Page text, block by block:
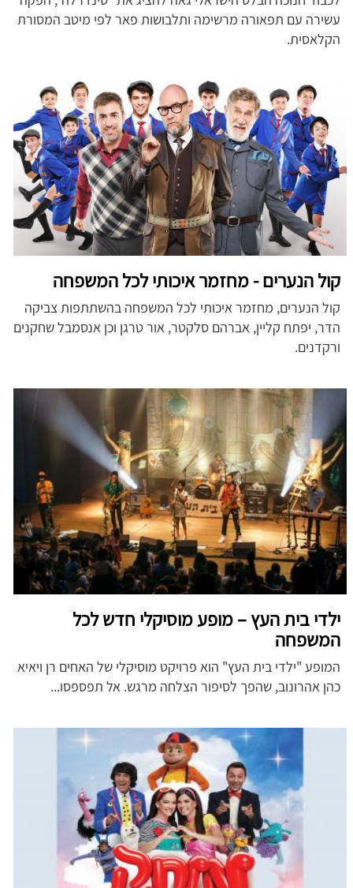
עשירה עם תפאורה מרשימה ותלבושות פאר לפי מיטב המסורת
הקלאסית.
קול הנערים - מחזמר איכותי לכל המשפחה
קול הנערים, מחזמר איכותי לכל המשפחה בהשתתפות צביקה
הדר, יפתח קליין, אברהם סלקטר, אור טרגן וכן אנסמבל שחקנים
ורקדנים.
ילדי בית העץ – מופע מוסיקלי חדש לכל
המשפחה
המופע "ילדי בית העץ" הוא פרויקט מוסיקלי של האחים רן ויאיא
כהן אהרונוב, שהפך לסיפור הצלחה מרגש. אל תפספסו...